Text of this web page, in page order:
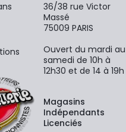
36/38 rue Victor
Massé
75009 PARIS
Ouvert du mardi au
samedi de 10h à
12h30 et de 14 à 19h
Magasins
Indépendants
Licenciés